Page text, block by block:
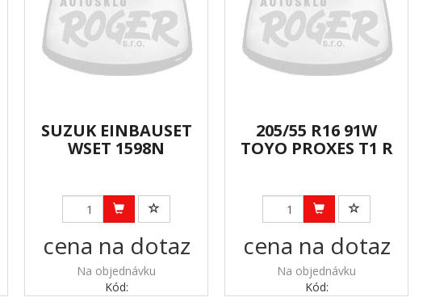
SUZUK EINBAUSET
WSET 1598N
cena na dotaz
Na objednávku
Kód:
205/55 R16 91W
TOYO PROXES T1 R
cena na dotaz
Na objednávku
Kód: